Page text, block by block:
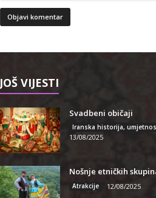
JOŠ VIJESTI
Svadbeni običaji
13/08/2025
Nošnje etničkih
Atrakcije 12/08/2025